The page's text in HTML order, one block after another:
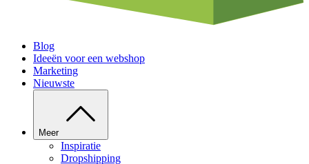
Blog
Ideeën voor een webshop
Marketing
Nieuwste
Meer
Inspiratie
Dropshipping